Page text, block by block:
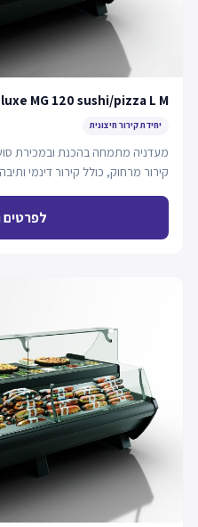
MG 120 sushi/pizza L M
יחידת קירור חיצונית
מעדניה מתמחה בהכנת ובמכירת
קירור מרחוק, כולל קירור דינמי
לפרטים